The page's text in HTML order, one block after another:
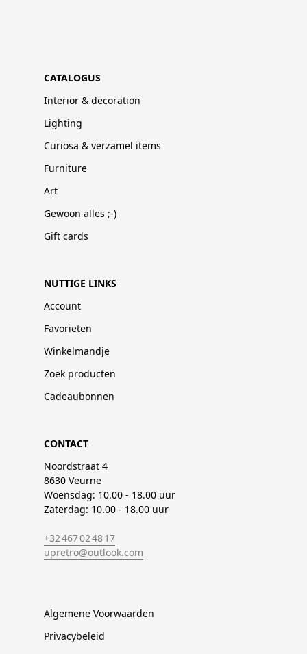
CATALOGUS
Interior & decoration
Lighting
Curiosa & verzamel items
Furniture
Art
Gewoon alles ;-)
Gift cards
NUTTIGE LINKS
Account
Favorieten
Winkelmandje
Zoek producten
Cadeaubonnen
CONTACT
Noordstraat 4
8630 Veurne
Woensdag: 10.00 - 18.00 uur
Zaterdag: 10.00 - 18.00 uur
+32 467 02 48 17
upretro@outlook.com
Algemene Voorwaarden
Privacybeleid